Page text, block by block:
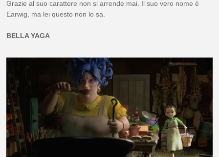
Grazie al suo carattere non si arrende mai. Il suo vero nome è
Earwig, ma lei questo non lo sa.
BELLA YAGA